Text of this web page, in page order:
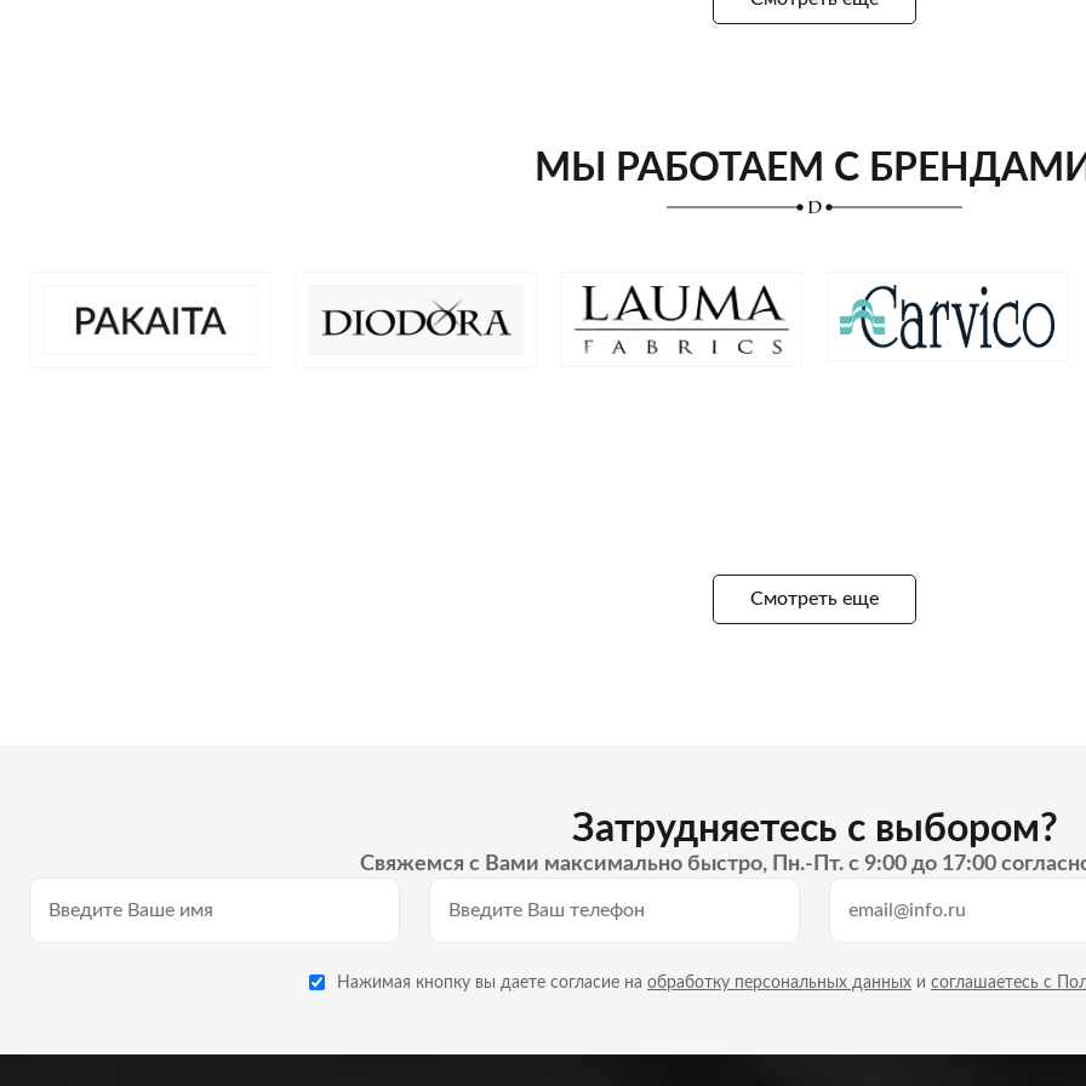
МЫ РАБОТАЕМ С
Смотреть еще
Затрудняетесь с выбором?
Свяжемся с Вами максимально быстро, Пн.-Пт. с 9:00 до 17:00
Нажимая кнопку вы даете согласие на обработку персональных данных и соглашаетесь с